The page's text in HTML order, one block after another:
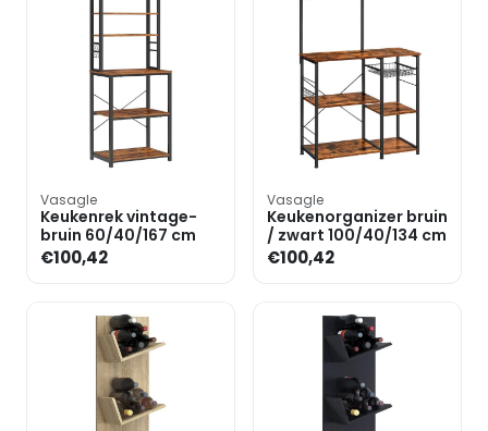
Vasagle
Keukenrek vintage-
bruin 60/40/167 cm
€100,42
Vasagle
Keukenorganizer bruin
/ zwart 100/40/134 cm
€100,42